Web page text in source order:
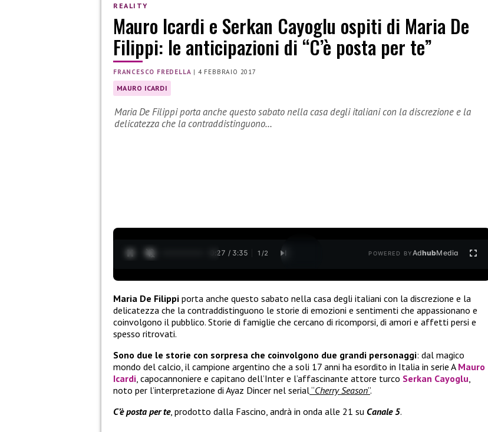
REALITY
Mauro Icardi e Serkan Cayoglu ospiti di Maria De
Filippi: le anticipazioni di “C’è posta per te”
FRANCESCO FREDELLA | 4 FEBBRAIO 2017
MAURO ICARDI
Maria De Filippi porta anche questo sabato nella casa degli italiani con la discrezione e la
delicatezza che la contraddistinguono…
0:28 / 3:35 1 /2 POWERED BYAdhubMedia
Maria De Filippi porta anche questo sabato nella casa degli italiani con la discrezione e la
delicatezza che la contraddistinguono le storie di emozioni e sentimenti che appassionano e
coinvolgono il pubblico. Storie di famiglie che cercano di ricomporsi, di amori e affetti persi e
spesso ritrovati.
Sono due le storie con sorpresa che coinvolgono due grandi personaggi: dal magico
mondo del calcio, il campione argentino che a soli 17 anni ha esordito in Italia in serie A Mauro
Icardi , capocannoniere e capitano dell’Inter e l’affascinante attore turco Serkan Cayoglu
noto per l’interpretazione di Ayaz Dincer nel serial“Cherry Season”.
C’è posta per te, prodotto dalla Fascino, andrà in onda alle 21 su Canale 5.